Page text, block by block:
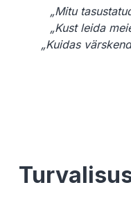
„Mitu
„Kust leida
„Kuidas